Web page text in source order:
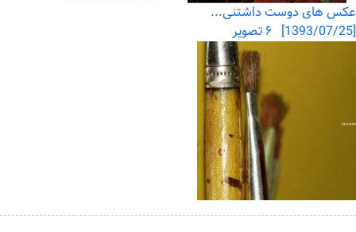
عکس های دوست داشتنی...
[1393/07/25] ۶ تصویر